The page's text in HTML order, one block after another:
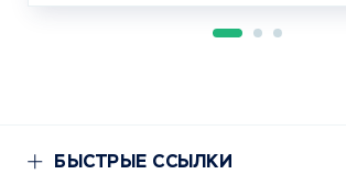
БЫСТРЫЕ ССЫЛКИ